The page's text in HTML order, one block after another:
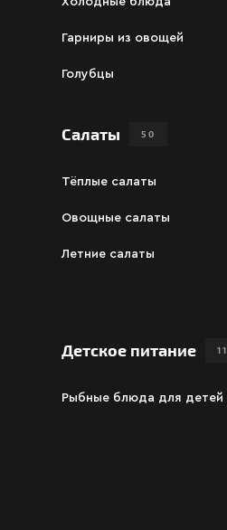
Гарниры из овощей
Голубцы
Салаты 50
Тёплые салаты
Овощные салаты
Летние салаты
Детское питание 11
Рыбные блюда для детей